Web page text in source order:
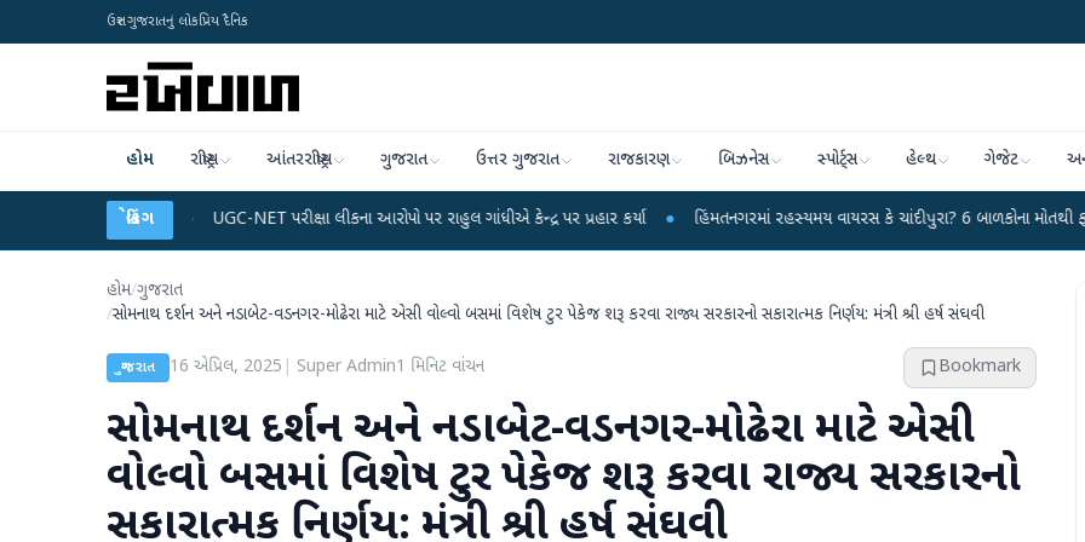
ઉત્તર ગુજરાતનું લોકપ્રિય દૈનિક
હોમ રાષ્ટ્રીય આંતરરાષ્ટ્રીય ગુજરાત ઉત્તર ગુજરાત રાજકારણ બિઝનેસ સ્પોર્ટ્સ હેલ્થ ગેજેટ
બ્રેકિંગ
UGC-NET પરીક્ષા લીકના આરોપો પર રાહુલ ગાંધીએ કેન્દ્ર પર પ્રહાર કર્યા ● હિંમતનગરમાં રહસ્યમય વાયરસ કે ચાંદીપુરા? 6 બાળકોના મોતથી ફફડાટ ● હવામાન
હોમ/ગુજરાત
/સોમનાથ દર્શન અને નડાબેટ-વડનગર-મોઢેરા માટે એસી વોલ્વો બસમાં વિશેષ ટુર પેકેજ શરૂ કરવા રાજ્ય સરકારનો સકારાત્મક નિર્ણય: મંત્રી શ્રી હર્ષ સંઘવી
ગુજરાત 16 એપ્રિલ, 2025 Super Admin1 મિનિટ વાંચન Bookmark
સોમનાથ દર્શન અને નડાબેટ-વડનગર-મોઢેરા માટે એસી
વોલ્વો બસમાં વિશેષ ટુર પેકેજ શરૂ કરવા રાજ્ય સરકારનો
સકારાત્મક નિર્ણય: મંત્રી શ્રી હર્ષ સંઘવી